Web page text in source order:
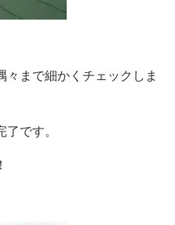
まで細かくチェックしま
です。